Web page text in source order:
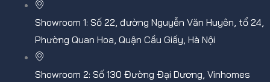
Showroom 1: Số 22, đường Nguyễn Văn Huyên, tổ 24,
Phường Quan Hoa, Quận Cầu Giấy, Hà Nội
Showroom 2: Số 130 Đường Đại Dương, Vinhomes